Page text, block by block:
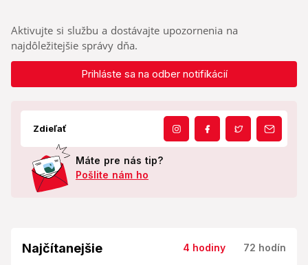
Aktivujte si službu a dostávajte upozornenia na
najdôležitejšie správy dňa.
Prihláste sa na odber notifikácií
Zdieľať
Máte pre nás tip?
Pošlite nám ho
Najčítanejšie 4 hodiny 72 hodín